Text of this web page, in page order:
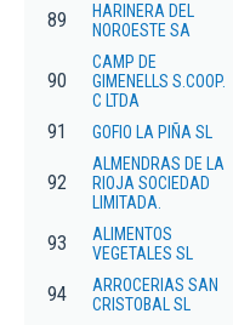
89
HARINERA DEL
NOROESTE SA
90
CAMP DE
GIMENELLS S.COOP.
C LTDA
91 GOFIO LA PIÑA SL
92
ALMENDRAS DE LA
RIOJA SOCIEDAD
LIMITADA.
93
ALIMENTOS
VEGETALES SL
94
ARROCERIAS SAN
CRISTOBAL SL